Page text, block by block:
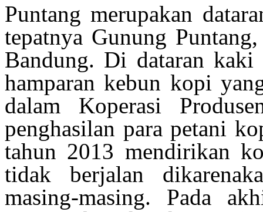
Puntang merupakan
tepatnya Gunung
Bandung. Di dataran
hamparan kebun kopi
dalam Koperasi
penghasilan para petani
tahun 2013 mendirikan
tidak berjalan
masing-masing. Pada